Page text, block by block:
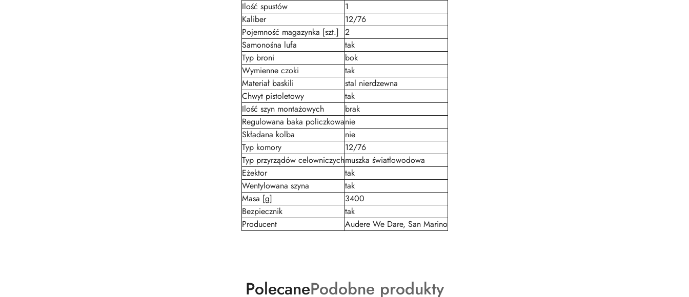
Ilość spustów
1
Kaliber
12/76
Pojemność magazynka [szt.] 2
Samonośna lufa
tak
Typ broni
bok
Wymienne czoki
tak
Materiał baskili
stal nierdzewna
Chwyt pistoletowy
tak
Ilość szyn montażowych
brak
Regulowana baka policzkowanie
Składana kolba
nie
Typ komory
12/76
Typ przyrządów celowniczychmuszka światłowodowa
Eżektor
tak
Wentylowana szyna
tak
Masa [g]
3400
Bezpiecznik
tak
Producent
Audere We Dare, San Marino
Produkty
PolecaneProdukty
Podobne produkty